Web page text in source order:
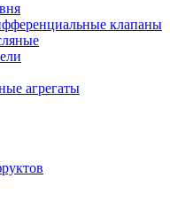
клапаны
агрегаты